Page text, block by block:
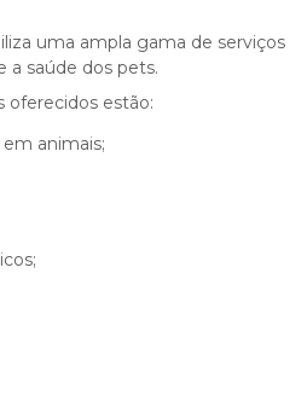
uma ampla gama de serviços
a saúde dos pets.
oferecidos estão:
em animais;